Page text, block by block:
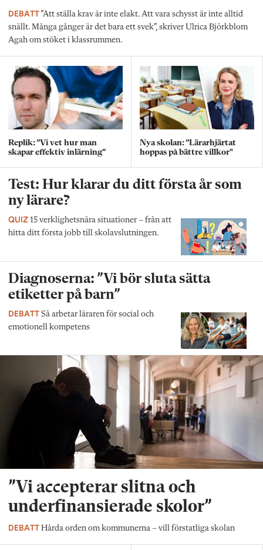
DEBATT”Att ställa krav är inte elakt. Att vara schysst är inte alltid
snällt. Många gånger är det bara ett svek”, skriver Ulrica Björkblom
Agah om stöket i klassrummen.
Replik: ”Vi vet hur man
skapar effektiv inlärning”
Nya skolan: ”Lärarhjärtat
hoppas på bättre villkor"
Test: Hur klarar du ditt första år som
ny lärare?
QUIZ 15 verklighetsnära situationer – från att
hitta ditt första jobb till skolavslutningen.
Diagnoserna: ”Vi bör sluta sätta
etiketter på barn”
DEBATT Så arbetar läraren för social och
emotionell kompetens
”Vi accepterar slitna och
underfinansierade skolor”
DEBATT Hårda orden om kommunerna – vill förstatliga skolan